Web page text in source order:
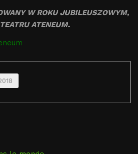
W ROKU JUBILEUSZOWYM,
ATENEUM.